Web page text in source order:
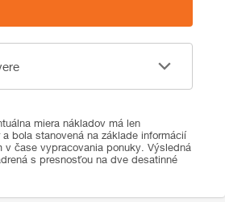
miera nákladov má len
bola stanovená na základe informácií
v čase vypracovania ponuky. Výsledná
s presnosťou na dve desatinné